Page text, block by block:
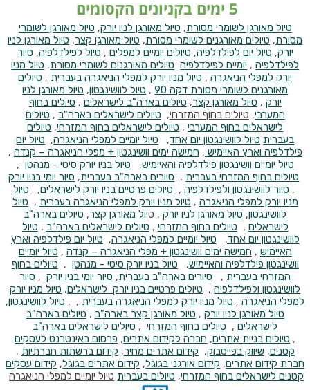
טיול מאורגן לשומרי מסורת, טיול מאורגן לניו יורק, טיול מאורגן לשומרי
מסורת, טיולים מאורגנים לשומרי מסורת, טיול מאורגן קצר, טיול מאורגן לניו
יורק, טיול יום לפילדלפיה, טיולים יומיים למפלים , טיול לפילדלפיה, סיור
לפילדלפיה, יומיים לפילדלפיה טיולים מאורגנים לשומרי מסורת, טיול מניו
יורק למפלי הניאגרה, טיול מניו יורק למפלי הניאגרה בעברית , טיולים
מאורגנים לשומרי מסורת דקה 90
, טיול לוושינגטון, טיול מאורגן לניו
יורק , טיול מאורגן קצר, טיולים בארה"ב לישראלים , טיולים בחוף
המערבי, טיולים בחוף המזרחי, טיולים לישראלים בארה"ב , טיולים
לישראלים בחוף המערבי, טיולים לישראלים בחוף המזרחי, טיולים
בעברית טיול לוושינגטון יום אחד, טיול יומיים למפלי הניאגרה, טיול יום
פילדלפיה וארץ האיימיש , חמישה ימים וושינגטון + מפלי הניאגרה – קנדה ,
טיול יומיים וושינגטון פילדלפיה והאיימיש, טיול בניו יורק סיטי - מנהטן ,
טיולים בחוף המזרחי בעברית , סיורים בארה"ב בעברית, סיור יומי בניו יורק
, סיור לוושינגטון ולפילדלפיה , טיולים פרטיים בניו יורק לישראלים, טיול
מניו יורק למפלי הניאגרה , טיול מניו יורק למפלי הניאגרה בעברית , טיול
לוושינגטון, טיול מאורגן לניו יורק, טיול מאורגן קצר, טיולים בארה"ב
לישראלים , טיולים בחוף המזרחי , טיולים לישראלים בארה"ב , טיול
לוושינגטון יום אחד,
טיול יומיים למפלי הניאגרה, טיול יום פילדלפיה וארץ
האיימיש , חמישה ימים וושינגטון + מפלי הניאגרה – קנדה , טיול יומיים
וושינגטון פילדלפיה והאיימיש, טיול בניו יורק סיטי - מנהטן , טיולים בחוף
המזרחי בעברית , סיורים בארה"ב בעברית, סיור יומי בניו יורק, סיור
לוושינגטון ולפילדלפיה, טיולים פרטיים בניו יורק לישראלים, טיול מניו יורק
למפלי הניאגרה, טיול מניו יורק למפלי הניאגרה בעברית , , טיול לוושינגטון,
טיול מאורגן לניו יורק , טיול מאורגן קצר בארה"ב , טיולים בארה"ב
לישראלים, טיולים בחוף המזרחי , טיולים לישראלים בארה"ב
, טיוליםבניית אתרים, חברה לקידום אתרים, פרסום באינטרנט לעסקים
קטנים, שיווק בפייסבוק, קידום אתרים מחיר, קידום ברשתות חברתיות ,
חברת קידום אתרים, קידום אורגני בגוגל, קידום אתרים בגוגל, קידום עסקים
קטניםלישראלים בחוף המזרחי, טיולים בעברית טיול יומיים למפלי הניאגרה
5 ימים בקניונים הקסומים